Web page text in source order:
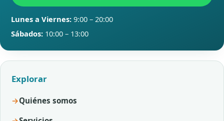
Lunes a Viernes: 9:00 – 20:00
Sábados: 10:00 – 13:00
Explorar
Quiénes somos